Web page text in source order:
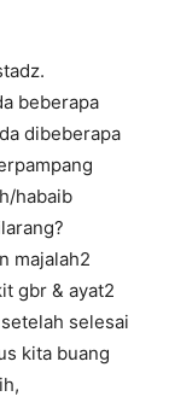
beberapa
dibeberapa
habaib
majalah2
gbr & ayat2
selesai
kita buang